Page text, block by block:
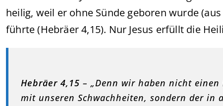
heilig, weil er ohne Sünde geboren wurde
führte (Hebräer 4,15). Nur Jesus erfüllt die
Hebräer 4,15 – „Denn wir haben nicht
mit unseren Schwachheiten, sondern der in